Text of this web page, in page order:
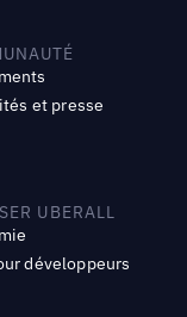
et presse
UBERALL
développeurs